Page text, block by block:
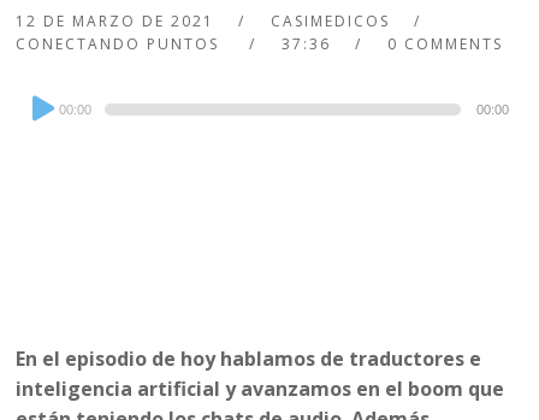
12 DE MARZO DE 2021
CASIMEDICOS
CONECTANDO PUNTOS
37:36 0 COMMENTS
Audio
Player
00:00 00:00
En el episodio de hoy hablamos de traductores e
inteligencia artificial y avanzamos en el boom que